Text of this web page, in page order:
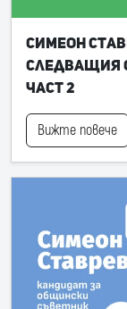
Симеон
следващия
част 2
Вижте повече